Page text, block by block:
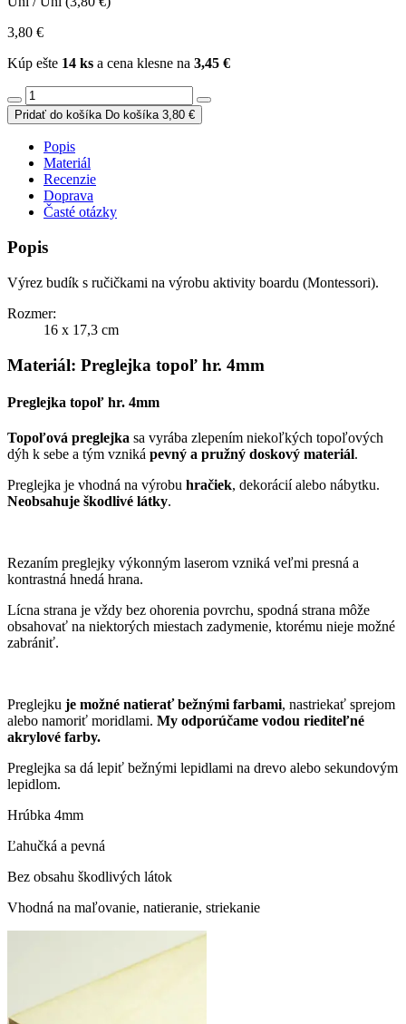
3,80 €
Kúp ešte 14 ks a cena klesne na 3,45 €
Pridať do košíka Do košíka 3,80 €
Popis
Materiál
Recenzie
Doprava
Časté otázky
Popis
Výrez budík s ručičkami na výrobu aktivity boardu (Montessori).
Rozmer:
16 x 17,3 cm
Materiál: Preglejka topoľ hr. 4mm
Preglejka topoľ hr. 4mm
Topoľová preglejka sa vyrába zlepením niekoľkých topoľových
dýh k sebe a tým vzniká pevný a pružný doskový materiál.
Preglejka je vhodná na výrobu hračiek, dekorácií alebo nábytku.
Neobsahuje škodlivé látky.
Rezaním preglejky výkonným laserom vzniká veľmi presná a
kontrastná hnedá hrana.
Lícna strana je vždy bez ohorenia povrchu, spodná strana môže
obsahovať na niektorých miestach zadymenie, ktorému nieje možné
zabrániť.
Preglejku je možné natierať bežnými farbami, nastriekať sprejom
alebo namoriť moridlami. My odporúčame vodou riediteľné
akrylové farby.
Preglejka sa dá lepiť bežnými lepidlami na drevo alebo sekundovým
lepidlom.
Hrúbka 4mm
Ľahučká a pevná
Bez obsahu škodlivých látok
Vhodná na maľovanie, natieranie, striekanie